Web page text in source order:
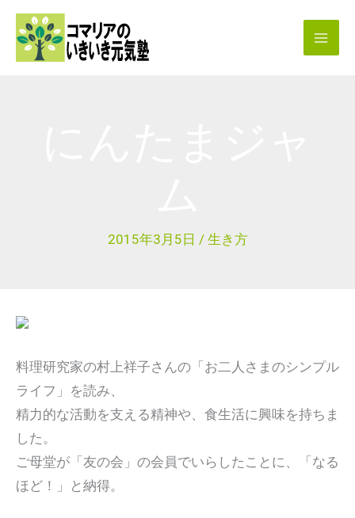
2015年3月5日 / 生き方
料理研究家の村上祥子さんの「お二人さまのシンプル
ライフ」を読み、
精力的な活動を支える精神や、食生活に興味を持ちま
した。
ご母堂が「友の会」の会員でいらしたことに、「なる
ほど！」と納得。